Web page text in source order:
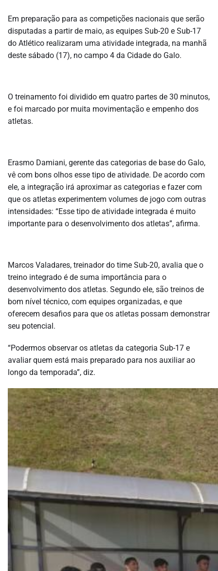
Em preparação para as competições nacionais que serão
disputadas a partir de maio, as equipes Sub-20 e Sub-17
do Atlético realizaram uma atividade integrada, na manhã
deste sábado (17), no campo 4 da Cidade do Galo.
O treinamento foi dividido em quatro partes de 30 minutos,
e foi marcado por muita movimentação e empenho dos
atletas.
Erasmo Damiani, gerente das categorias de base do Galo,
vê com bons olhos esse tipo de atividade. De acordo com
ele, a integração irá aproximar as categorias e fazer com
que os atletas experimentem volumes de jogo com outras
intensidades: “Esse tipo de atividade integrada é muito
importante para o desenvolvimento dos atletas”, afirma.
Marcos Valadares, treinador do time Sub-20, avalia que o
treino integrado é de suma importância para o
desenvolvimento dos atletas. Segundo ele, são treinos de
bom nível técnico, com equipes organizadas, e que
oferecem desafios para que os atletas possam demonstrar
seu potencial.
“Podermos observar os atletas da categoria Sub-17 e
avaliar quem está mais preparado para nos auxiliar ao
longo da temporada”, diz.